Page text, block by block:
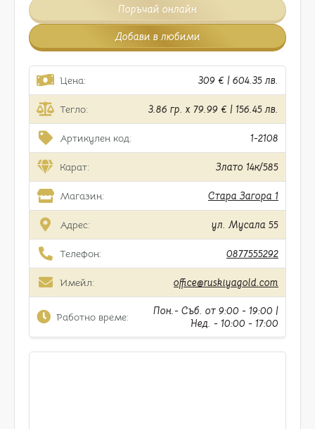
Поръчай онлайн
Добави в любими
Цена: 309 € | 604.35 лв.
Тегло: 3.86 гр. x 79.99 € | 156.45 лв.
Артикулен код: 1-2108
Карат: Злато 14к/585
Магазин: Стара Загора 1
Адрес: ул. Мусала 55
Телефон: 0877555292
Имейл: office@ruskiyagold.com
Работно време:
Пон.- Съб. от 9:00 - 19:00 |
Нед. - 10:00 - 17:00